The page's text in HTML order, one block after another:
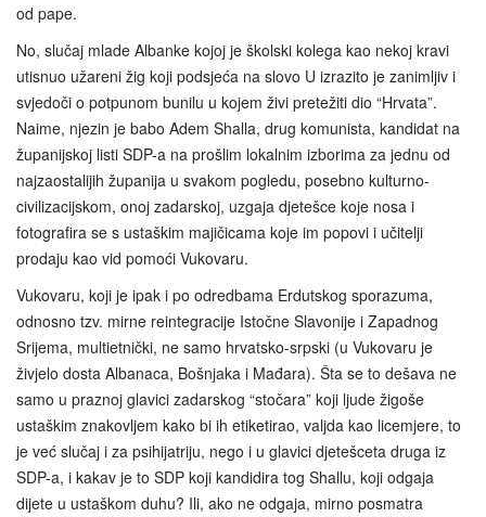
od pape.
No, slučaj mlade Albanke kojoj je školski kolega kao nekoj kravi
utisnuo užareni žig koji podsjeća na slovo U izrazito je zanimljiv i
svjedoči o potpunom bunilu u kojem živi pretežiti dio “Hrvata”.
Naime, njezin je babo Adem Shalla, drug komunista, kandidat na
županijskoj listi SDP-a na prošlim lokalnim izborima za jednu od
najzaostalijih županija u svakom pogledu, posebno kulturno-
civilizacijskom, onoj zadarskoj, uzgaja djetešce koje nosa i
fotografira se s ustaškim majičicama koje im popovi i učitelji
prodaju kao vid pomoći Vukovaru.
Vukovaru, koji je ipak i po odredbama Erdutskog sporazuma,
odnosno tzv. mirne reintegracije Istočne Slavonije i Zapadnog
Srijema, multietnički, ne samo hrvatsko-srpski (u Vukovaru je
živjelo dosta Albanaca, Bošnjaka i Mađara). Šta se to dešava ne
samo u praznoj glavici zadarskog “stočara” koji ljude žigoše
ustaškim znakovljem kako bi ih etiketirao, valjda kao licemjere, to
je već slučaj i za psihijatriju, nego i u glavici djetešceta druga iz
SDP-a, i kakav je to SDP koji kandidira tog Shallu, koji odgaja
dijete u ustaškom duhu? Ili, ako ne odgaja, mirno posmatra